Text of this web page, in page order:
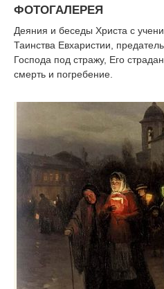
ФОТОГАЛЕРЕЯ
Деяния и беседы Христа с
Таинства Евхаристии,
Господа под стражу, Его
смерть и погребение.